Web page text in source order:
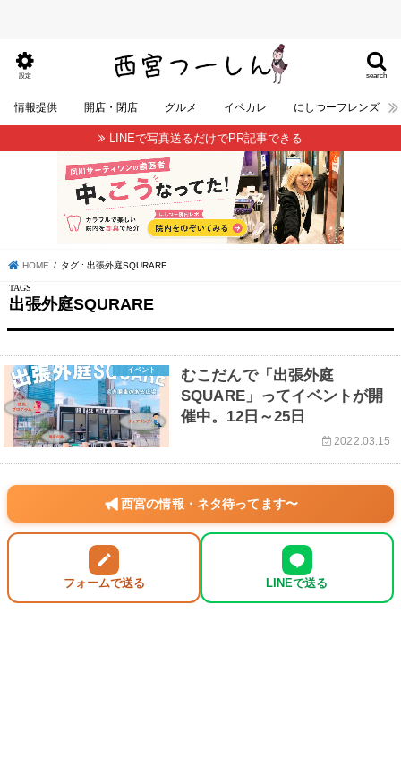
search
設定
情報提供 開店・閉店 グルメ イベカレ にしつーフレンズ
LINEで写真送るだけでPR記事できる
HOME タグ : 出張外庭SQURARE
出張外庭SQURARE
イベント
むこだんで「出張外庭
SQUARE」ってイベントが開
催中。12日～25日
2022.03.15
西宮の情報・ネタ待ってます〜
フォームで送る LINEで送る